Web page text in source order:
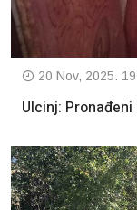
20 Nov, 2025.
Ulcinj: